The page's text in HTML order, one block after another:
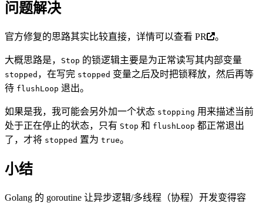
问题解决
官方修复的思路其实比较直接，详情可以查看 PR 。
大概思路是， Stop 的锁逻辑主要是为正常读写其内部变量
stopped ，在写完 stopped 变量之后及时把锁释放，然后再等
待 flushLoop 退出。
如果是我，我可能会另外加一个状态 stopping 用来描述当前
处于正在停止的状态，只有 Stop 和 flushLoop 都正常退出
了，才将 stopped 置为 true。
小结
Golang 的 goroutine 让异步逻辑/多线程（协程）开发变得容